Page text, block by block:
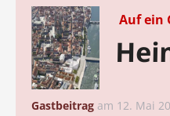
Auf ein
Gastbeitrag am 12. Mai